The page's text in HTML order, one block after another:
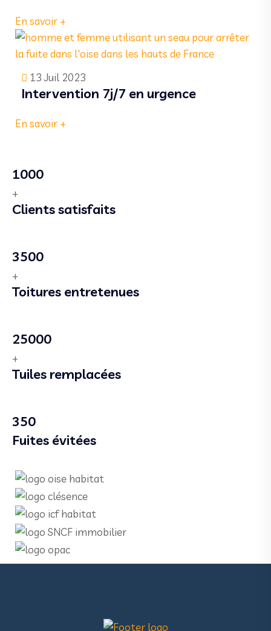
En savoir +
13 Juil 2023
Intervention 7j/7 en urgence
En savoir +
1000
+
Clients satisfaits
3500
+
Toitures entretenues
25000
+
Tuiles remplacées
350
Fuites évitées